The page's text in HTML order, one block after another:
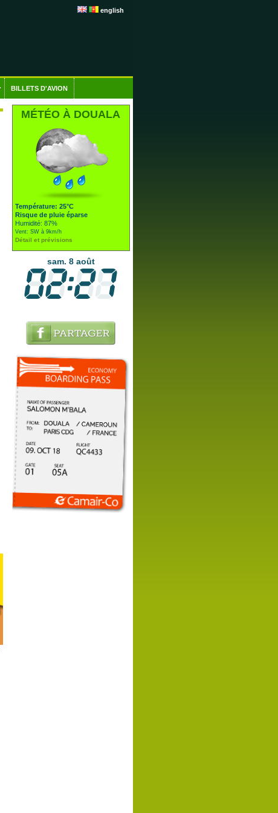
english
BILLETS D'AVION
MÉTÉO À DOUALA
Température: 25°C
Risque de pluie éparse
Humidité: 87%
Vent: SW à 9km/h
Détail et prévisions
sam. 8 août